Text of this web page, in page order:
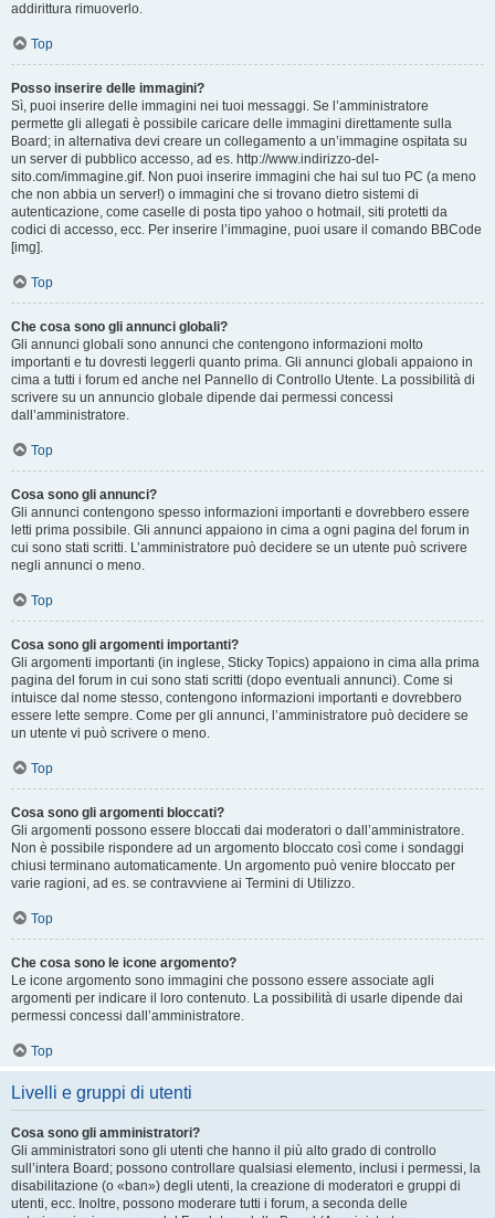
addirittura rimuoverlo.
Top
Posso inserire delle immagini?
Sì, puoi inserire delle immagini nei tuoi messaggi. Se l’amministratore
permette gli allegati è possibile caricare delle immagini direttamente sulla
Board; in alternativa devi creare un collegamento a un’immagine ospitata su
un server di pubblico accesso, ad es. http://www.indirizzo-del-
sito.com/immagine.gif. Non puoi inserire immagini che hai sul tuo PC (a meno
che non abbia un server!) o immagini che si trovano dietro sistemi di
autenticazione, come caselle di posta tipo yahoo o hotmail, siti protetti da
codici di accesso, ecc. Per inserire l’immagine, puoi usare il comando BBCode
[img].
Top
Che cosa sono gli annunci globali?
Gli annunci globali sono annunci che contengono informazioni molto
importanti e tu dovresti leggerli quanto prima. Gli annunci globali appaiono in
cima a tutti i forum ed anche nel Pannello di Controllo Utente. La possibilità di
scrivere su un annuncio globale dipende dai permessi concessi
dall’amministratore.
Top
Cosa sono gli annunci?
Gli annunci contengono spesso informazioni importanti e dovrebbero essere
letti prima possibile. Gli annunci appaiono in cima a ogni pagina del forum in
cui sono stati scritti. L’amministratore può decidere se un utente può scrivere
negli annunci o meno.
Top
Cosa sono gli argomenti importanti?
Gli argomenti importanti (in inglese, Sticky Topics) appaiono in cima alla prima
pagina del forum in cui sono stati scritti (dopo eventuali annunci). Come si
intuisce dal nome stesso, contengono informazioni importanti e dovrebbero
essere lette sempre. Come per gli annunci, l’amministratore può decidere se
un utente vi può scrivere o meno.
Top
Cosa sono gli argomenti bloccati?
Gli argomenti possono essere bloccati dai moderatori o dall’amministratore.
Non è possibile rispondere ad un argomento bloccato così come i sondaggi
chiusi terminano automaticamente. Un argomento può venire bloccato per
varie ragioni, ad es. se contravviene ai Termini di Utilizzo.
Top
Che cosa sono le icone argomento?
Le icone argomento sono immagini che possono essere associate agli
argomenti per indicare il loro contenuto. La possibilità di usarle dipende dai
permessi concessi dall’amministratore.
Top
Livelli e gruppi di utenti
Cosa sono gli amministratori?
Gli amministratori sono gli utenti che hanno il più alto grado di controllo
sull’intera Board; possono controllare qualsiasi elemento, inclusi i permessi, la
disabilitazione (o «ban») degli utenti, la creazione di moderatori e gruppi di
utenti, ecc. Inoltre, possono moderare tutti i forum, a seconda delle